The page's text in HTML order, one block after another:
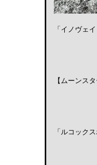
「イノヴェ
【ムーンス
「ルコック